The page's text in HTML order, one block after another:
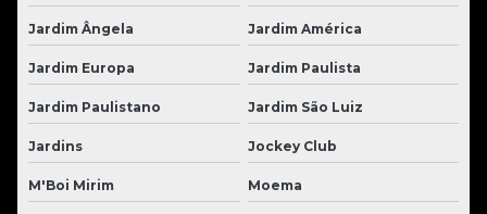
Jardim Ângela Jardim América
Jardim Europa Jardim Paulista
Jardim Paulistano Jardim São Luiz
Jardins Jockey Club
M'Boi Mirim Moema